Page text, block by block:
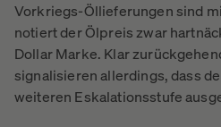
Vorkriegs-Öllieferungen sind
notiert der Ölpreis zwar
Dollar Marke. Klar
signalisieren allerdings, dass
weiteren Eskalationsstufe